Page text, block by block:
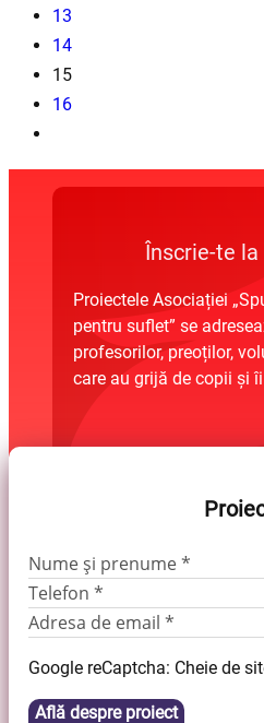
13
14
15
16
Înscrie-te
Proiectele Asociației
pentru suflet” se
profesorilor, preoților,
care au grijă de copii și
Google reCaptcha: Cheie de
Află despre proiect